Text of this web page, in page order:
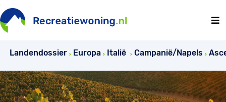
Landendossier Europa Italië Campanië/Napels